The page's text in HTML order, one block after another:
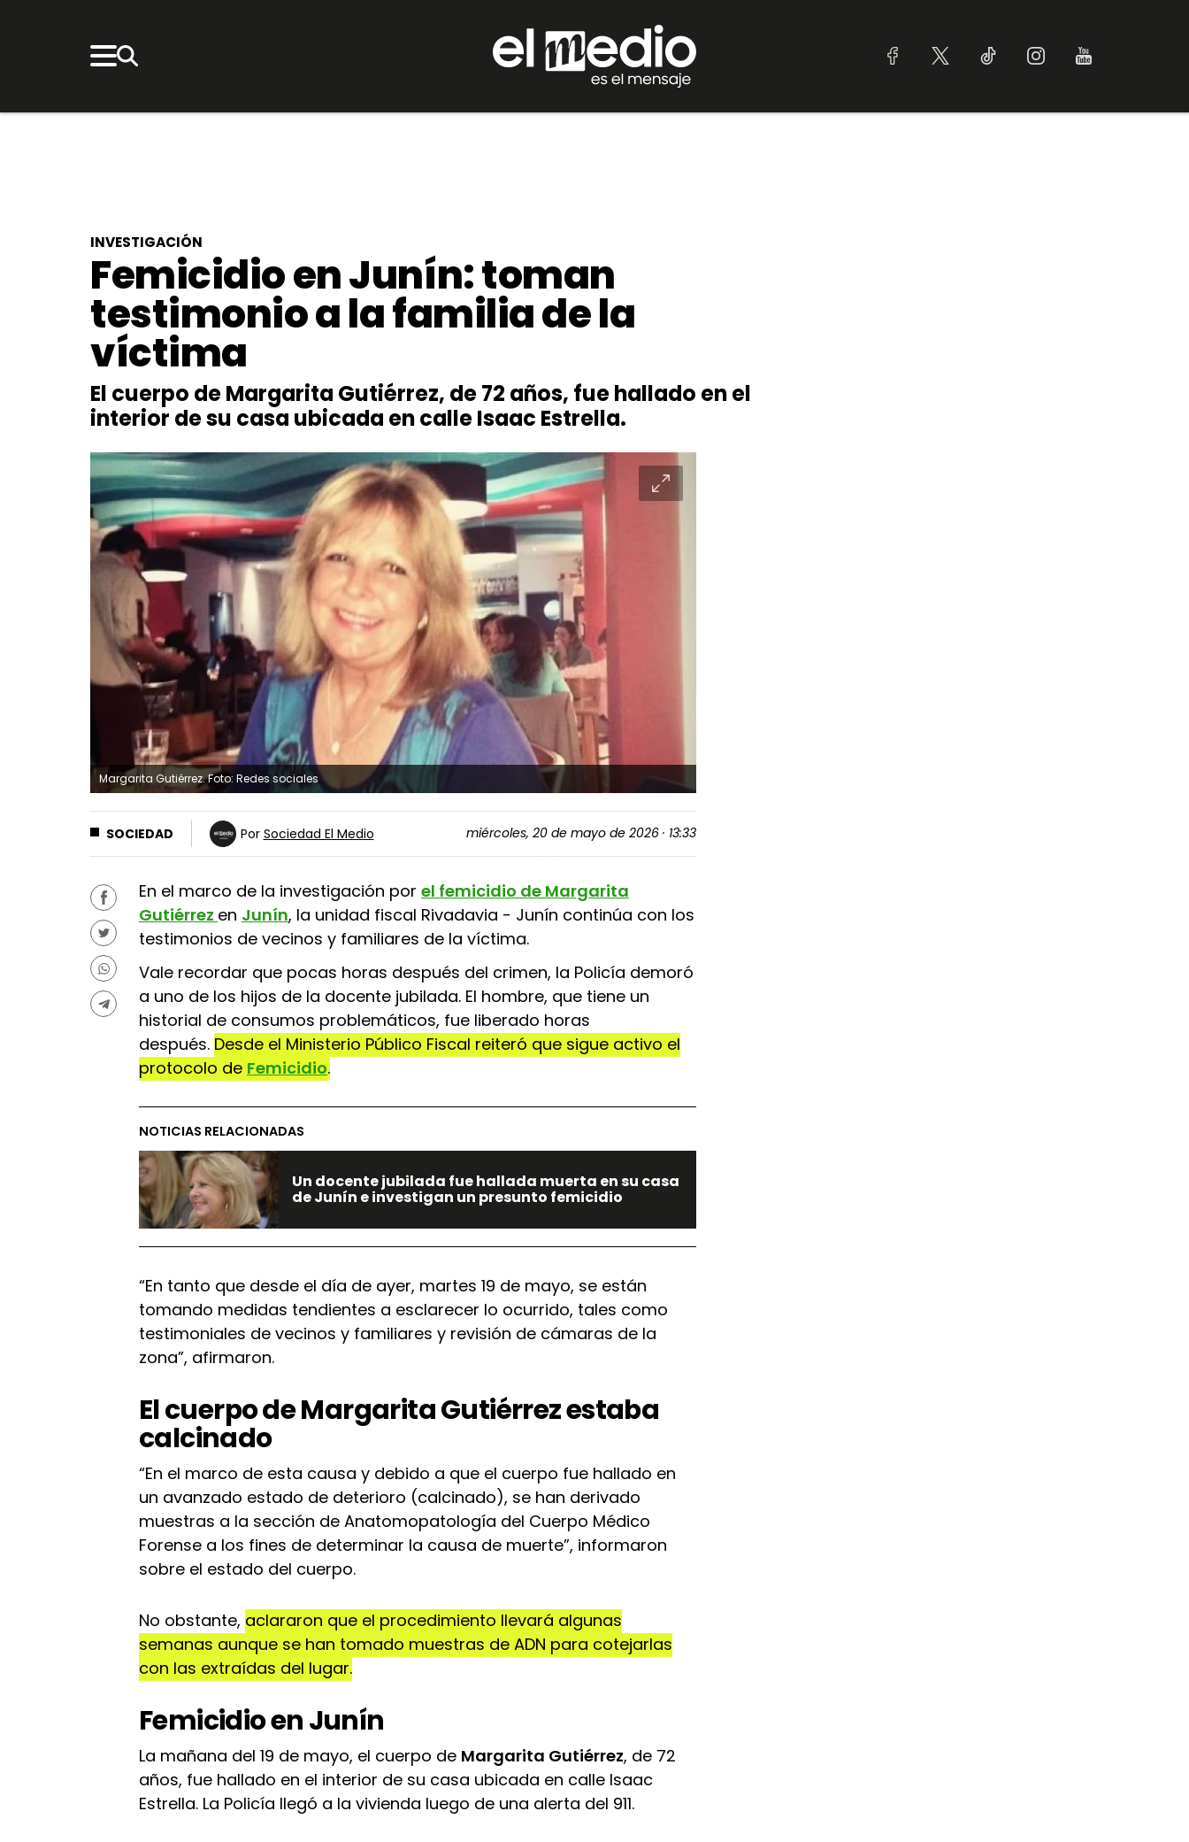
INVESTIGACIÓN
Femicidio en Junín: toman
testimonio a la familia de la
víctima
El cuerpo de Margarita Gutiérrez, de 72 años, fue hallado en el
interior de su casa ubicada en calle Isaac Estrella.
Margarita Gutiérrez. Foto: Redes sociales
SOCIEDAD Por Sociedad El Medio miércoles, 20 de mayo de 2026 · 13:33
En el marco de la investigación por el femicidio de Margarita
Gutiérrez en Junín, la unidad fiscal Rivadavia - Junín continúa con los
testimonios de vecinos y familiares de la víctima.
Vale recordar que pocas horas después del crimen, la Policía demoró
a uno de los hijos de la docente jubilada. El hombre, que tiene un
historial de consumos problemáticos, fue liberado horas
después. Desde el Ministerio Público Fiscal reiteró que sigue activo el
protocolo de Femicidio.
NOTICIAS RELACIONADAS
Un docente jubilada fue hallada muerta en su casa
de Junín e investigan un presunto femicidio
“En tanto que desde el día de ayer, martes 19 de mayo, se están
tomando medidas tendientes a esclarecer lo ocurrido, tales como
testimoniales de vecinos y familiares y revisión de cámaras de la
zona”, afirmaron.
El cuerpo de Margarita Gutiérrez estaba
calcinado
“En el marco de esta causa y debido a que el cuerpo fue hallado en
un avanzado estado de deterioro (calcinado), se han derivado
muestras a la sección de Anatomopatología del Cuerpo Médico
Forense a los fines de determinar la causa de muerte”, informaron
sobre el estado del cuerpo.
No obstante, aclararon que el procedimiento llevará algunas
semanas aunque se han tomado muestras de ADN para cotejarlas
con las extraídas del lugar.
Femicidio en Junín
La mañana del 19 de mayo, el cuerpo de Margarita Gutiérrez, de 72
años, fue hallado en el interior de su casa ubicada en calle Isaac
Estrella. La Policía llegó a la vivienda luego de una alerta del 911.